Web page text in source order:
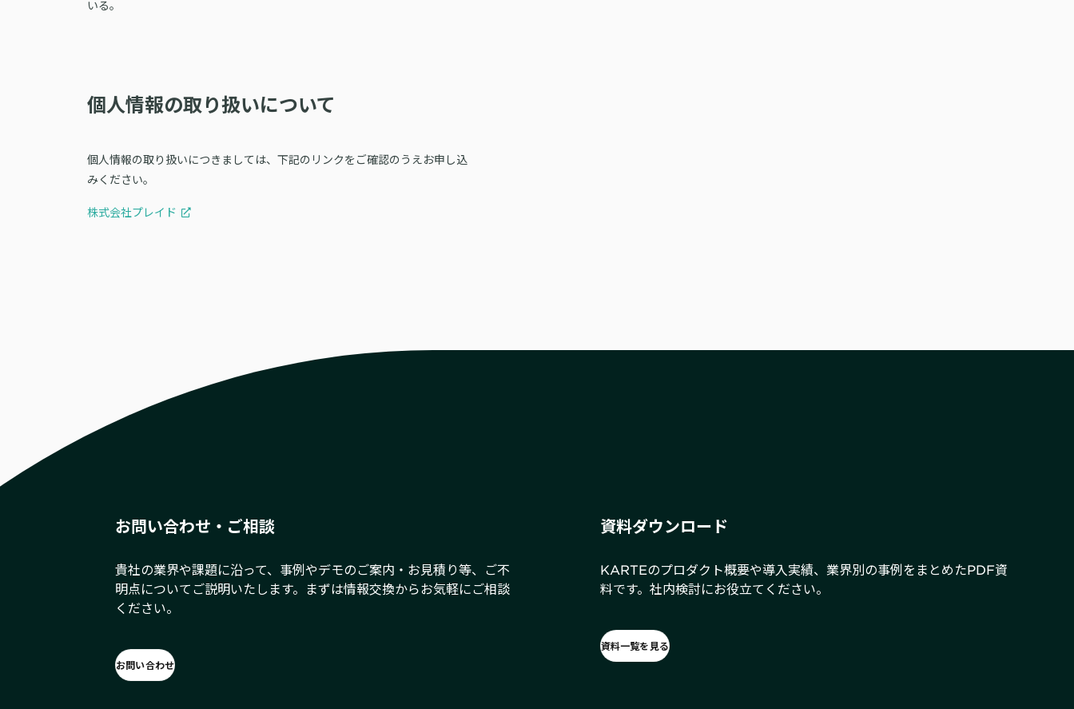
いる。
個人情報の取り扱いについて
個人情報の取り扱いにつきましては、下記のリンクをご確認のうえお申し込
みください。
株式会社プレイド
お問い合わせ・ご相談
貴社の業界や課題に沿って、事例やデモのご案内・お見積り等、ご不
明点についてご説明いたします。まずは情報交換からお気軽にご相談
ください。
お問い合わせ
資料ダウンロード
KARTEのプロダクト概要や導入実績、業界別の事例をまとめたPDF資
料です。社内検討にお役立てください。
資料一覧を見る